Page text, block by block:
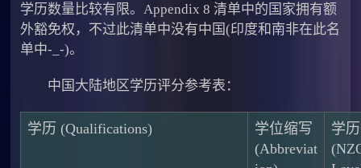
学历数量比较有限。Appendix 8 清单中的国家拥有额
外豁免权，不过此清单中没有中国(印度和南非在此名
单中-_-)。
中国大陆地区学历评分参考表：
学历 (Qualifications)
学位缩写
(Abbreviat
学